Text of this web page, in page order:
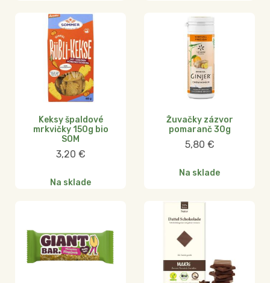
Keksy špaldové
mrkvičky 150g bio
SOM
3,20 €
Na sklade
Žuvačky zázvor
pomaranč 30g
5,80 €
Na sklade